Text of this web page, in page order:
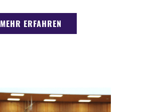
MEHR ERFAHREN